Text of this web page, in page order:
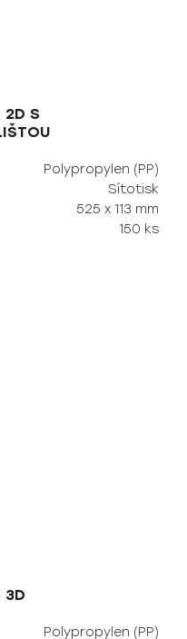
2D S
Polypropylen (PP)
Sítotisk
525 x 113 mm
150 ks
3D
Polypropylen (PP)